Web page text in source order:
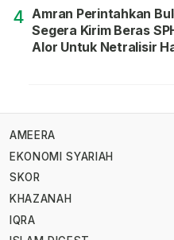
4 Amran Perintahkan
Segera Kirim Beras
Alor Untuk Netralisir
AMEERA
EKONOMI SYARIAH
SKOR
KHAZANAH
IQRA